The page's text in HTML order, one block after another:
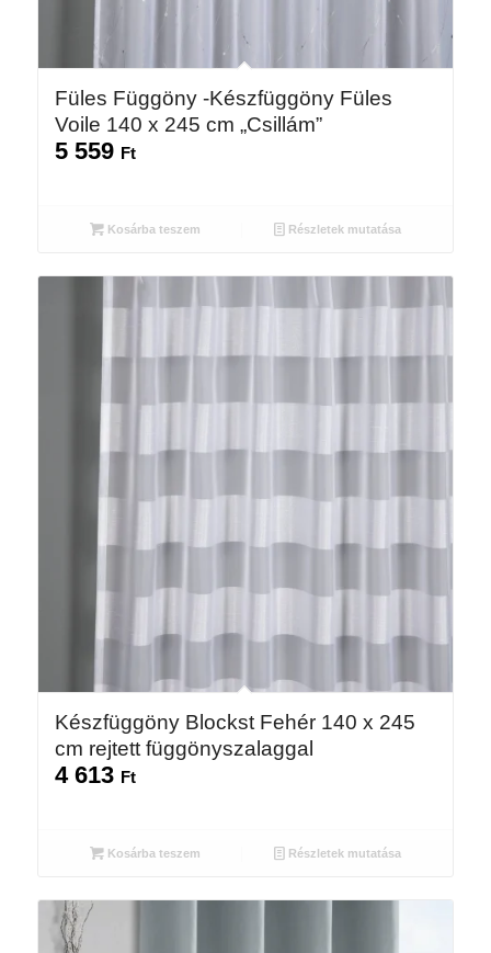
Füles Függöny -Készfüggöny Füles
Voile 140 x 245 cm „Csillám”
5 559 Ft
Kosárba teszem Részletek mutatása
Készfüggöny Blockst Fehér 140 x 245
cm rejtett függönyszalaggal
4 613 Ft
Kosárba teszem Részletek mutatása